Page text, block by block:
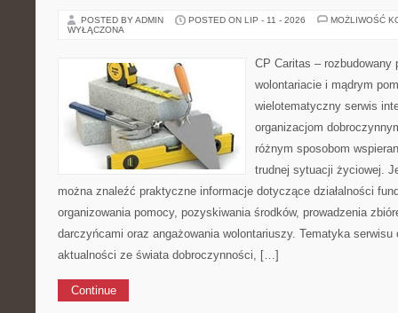
POSTED BY ADMIN POSTED ON LIP - 11 - 2026
MOŻLIWOŚĆ
WYŁĄCZONA
CP Caritas – rozbudowany
wolontariacie i mądrym
wielotematyczny serwis
organizacjom
różnym sposobom
trudnej sytuacji życiowej.
można znaleźć praktyczne informacje dotyczące działalności
organizowania pomocy, pozyskiwania środków, prowadzenia
darczyńcami oraz angażowania wolontariuszy. Tematyka
aktualności ze świata dobroczynności, […]
Continue